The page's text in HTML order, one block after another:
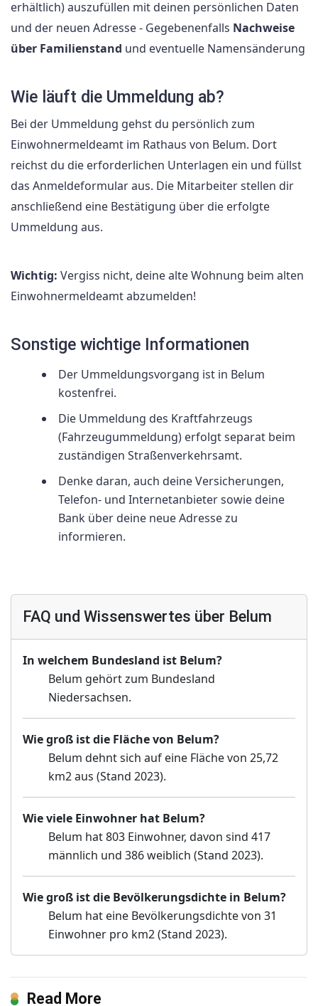
erhältlich) auszufüllen mit deinen persönlichen Daten
und der neuen Adresse - Gegebenenfalls Nachweise
über Familienstand und eventuelle Namensänderung
Wie läuft die Ummeldung ab?
Bei der Ummeldung gehst du persönlich zum
Einwohnermeldeamt im Rathaus von Belum. Dort
reichst du die erforderlichen Unterlagen ein und füllst
das Anmeldeformular aus. Die Mitarbeiter stellen dir
anschließend eine Bestätigung über die erfolgte
Ummeldung aus.
Wichtig: Vergiss nicht, deine alte Wohnung beim alten
Einwohnermeldeamt abzumelden!
Sonstige wichtige Informationen
Der Ummeldungsvorgang ist in Belum
kostenfrei.
Die Ummeldung des Kraftfahrzeugs
(Fahrzeugummeldung) erfolgt separat beim
zuständigen Straßenverkehrsamt.
Denke daran, auch deine Versicherungen,
Telefon- und Internetanbieter sowie deine
Bank über deine neue Adresse zu
informieren.
FAQ und Wissenswertes über Belum
In welchem Bundesland ist Belum?
Belum gehört zum Bundesland
Niedersachsen.
Wie groß ist die Fläche von Belum?
Belum dehnt sich auf eine Fläche von 25,72
km2 aus (Stand 2023).
Wie viele Einwohner hat Belum?
Belum hat 803 Einwohner, davon sind 417
männlich und 386 weiblich (Stand 2023).
Wie groß ist die Bevölkerungsdichte in Belum?
Belum hat eine Bevölkerungsdichte von 31
Einwohner pro km2 (Stand 2023).
Read More